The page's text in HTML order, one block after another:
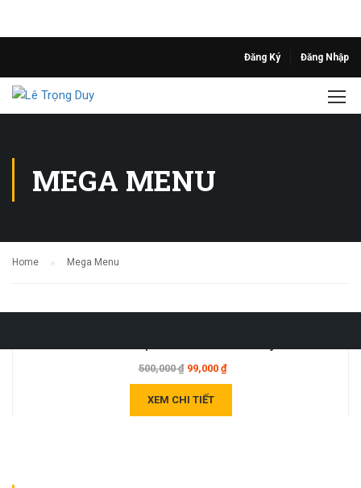
Đăng Ký Đăng Nhập
MEGA MENU
Home Mega Menu
500,000 ₫99,000 ₫
XEM CHI TIẾT